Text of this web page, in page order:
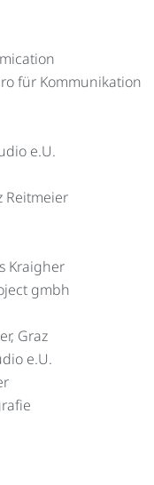
für Kommunikation
e.U.
Reitmeier
Kraigher
gmbh
Graz
e.U.